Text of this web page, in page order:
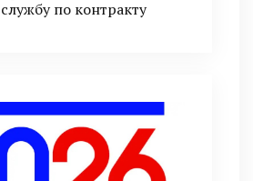
службу по контракту